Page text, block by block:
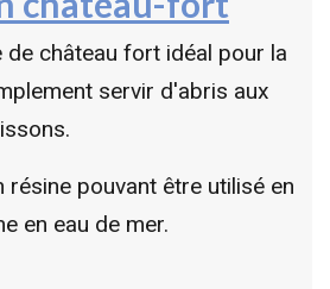
de château fort idéal pour la
servir d'abris aux
résine pouvant être utilisé en
en eau de mer.